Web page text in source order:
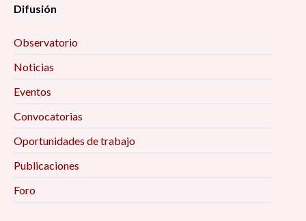
Difusión
Observatorio
Noticias
Eventos
Convocatorias
Oportunidades de trabajo
Publicaciones
Foro